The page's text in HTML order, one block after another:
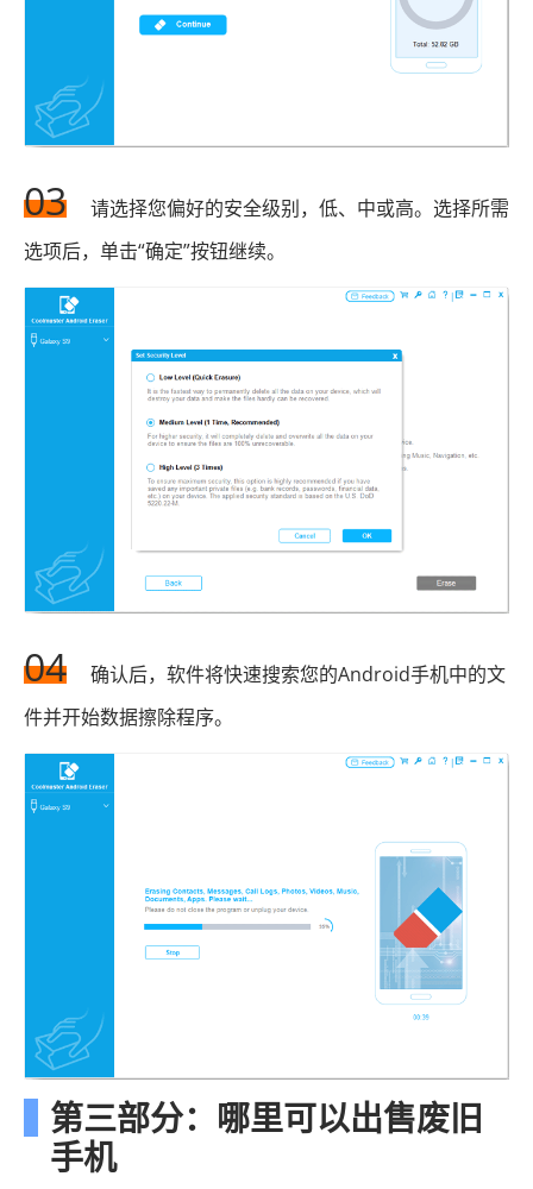
03
请选择您偏好的安全级别，低、中或高。选择所需
选项后，单击“确定”按钮继续。
04
确认后，软件将快速搜索您的Android手机中的文
件并开始数据擦除程序。
第三部分：哪里可以出售废旧
手机